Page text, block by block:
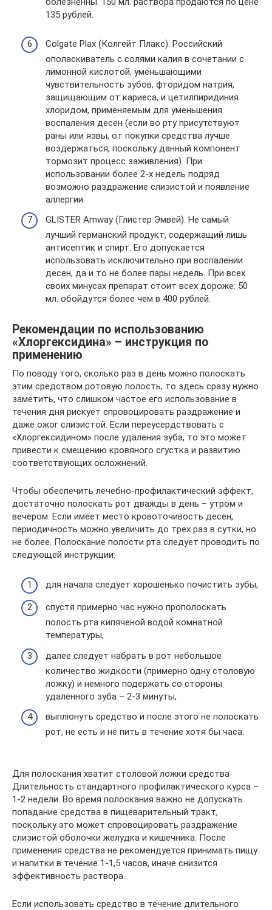
135 рублей.
Colgate Plax (Колгейт Плакс). Российский
ополаскиватель с солями калия в сочетании с
лимонной кислотой, уменьшающими
чувствительность зубов, фторидом натрия,
защищающим от кариеса, и цетилпиридиния
хлоридом, применяемым для уменьшения
воспаления десен (если во рту присутствуют
раны или язвы, от покупки средства лучше
воздержаться, поскольку данный компонент
тормозит процесс заживления). При
использовании более 2-х недель подряд
возможно раздражение слизистой и появление
аллергии.
GLISTER Amway (Глистер Эмвей). Не самый
лучший германский продукт, содержащий лишь
антисептик и спирт. Его допускается
использовать исключительно при воспалении
десен, да и то не более пары недель. При всех
своих минусах препарат стоит всех дороже: 50
мл. обойдутся более чем в 400 рублей.
Рекомендации по использованию
«Хлоргексидина» – инструкция по
применению
По поводу того, сколько раз в день можно полоскать
этим средством ротовую полость, то здесь сразу нужно
заметить, что слишком частое его использование в
течения дня рискует спровоцировать раздражение и
даже ожог слизистой. Если переусердствовать с
«Хлоргексидином» после удаления зуба, то это может
привести к смещению кровяного сгустка и развитию
соответствующих осложнений.
Чтобы обеспечить лечебно-профилактический эффект,
достаточно полоскать рот дважды в день – утром и
вечером. Если имеет место кровоточивость десен,
периодичность можно увеличить до трех раз в сутки, но
не более. Полоскание полости рта следует проводить по
следующей инструкции:
для начала следует хорошенько почистить зубы,
спустя примерно час нужно прополоскать
полость рта кипяченой водой комнатной
температуры,
далее следует набрать в рот небольшое
количество жидкости (примерно одну столовую
ложку) и немного подержать со стороны
удаленного зуба – 2-3 минуты,
выплюнуть средство и после этого не полоскать
рот, не есть и не пить в течение хотя бы часа.
Для полоскания хватит столовой ложки средства
Длительность стандартного профилактического курса –
1-2 недели. Во время полоскания важно не допускать
попадание средства в пищеварительный тракт,
поскольку это может спровоцировать раздражение
слизистой оболочки желудка и кишечника. После
применения средства не рекомендуется принимать пищу
и напитки в течение 1-1,5 часов, иначе снизится
эффективность раствора.
Если использовать средство в течение длительного